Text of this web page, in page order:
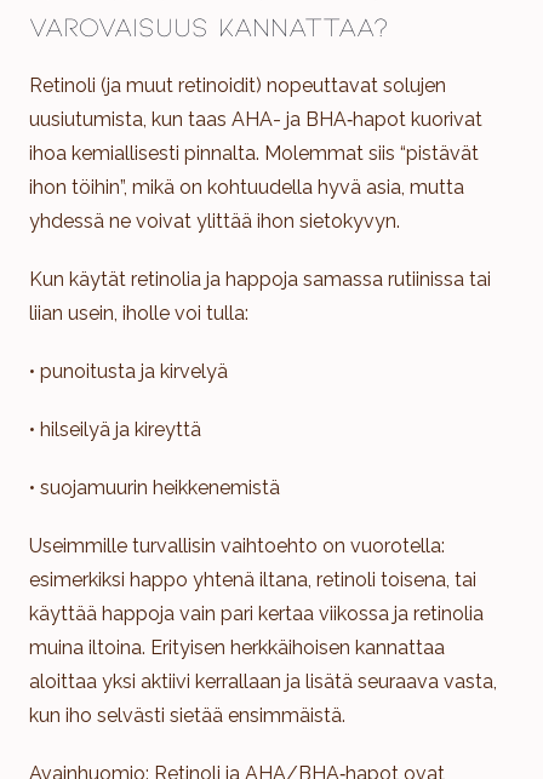
varovaisuus kannattaa?
Retinoli (ja muut retinoidit) nopeuttavat solujen
uusiutumista, kun taas AHA- ja BHA‑hapot kuorivat
ihoa kemiallisesti pinnalta. Molemmat siis “pistävät
ihon töihin”, mikä on kohtuudella hyvä asia, mutta
yhdessä ne voivat ylittää ihon sietokyvyn.
Kun käytät retinolia ja happoja samassa rutiinissa tai
liian usein, iholle voi tulla:
• punoitusta ja kirvelyä
• hilseilyä ja kireyttä
• suojamuurin heikkenemistä
Useimmille turvallisin vaihtoehto on vuorotella:
esimerkiksi happo yhtenä iltana, retinoli toisena, tai
käyttää happoja vain pari kertaa viikossa ja retinolia
muina iltoina. Erityisen herkkäihoisen kannattaa
aloittaa yksi aktiivi kerrallaan ja lisätä seuraava vasta,
kun iho selvästi sietää ensimmäistä.
Avainhuomio: Retinoli ja AHA/BHA‑hapot ovat